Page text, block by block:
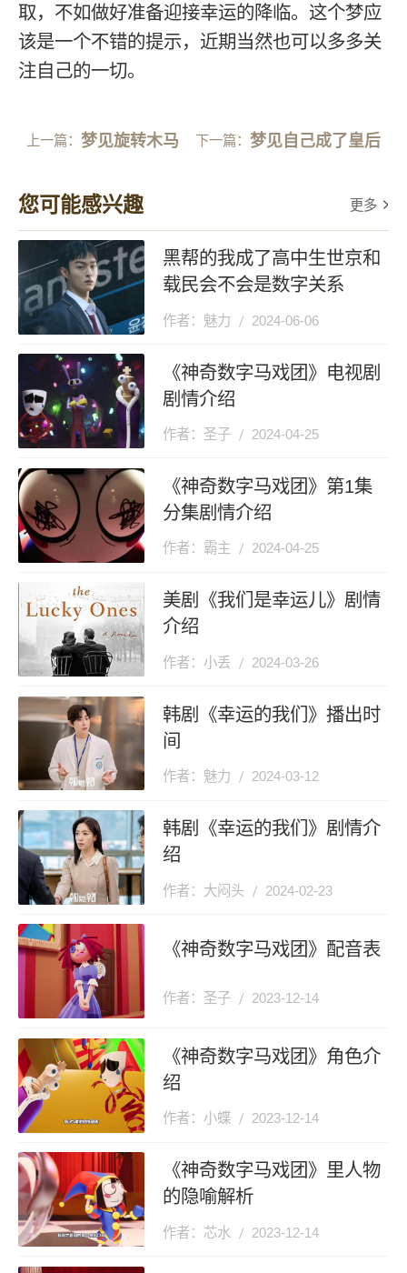
取，不如做好准备迎接幸运的降临。这个梦应
该是一个不错的提示，近期当然也可以多多关
注自己的一切。
上一篇：梦见旋转木马 下一篇： 梦见自己成了皇后
您可能感兴趣 更多
黑帮的我成了高中生世京和
载民会不会是数字关系
作者：魅力 2024-06-06
《神奇数字马戏团》电视剧
剧情介绍
作者：圣子 2024-04-25
《神奇数字马戏团》第1集
分集剧情介绍
作者：霸主 2024-04-25
美剧《我们是幸运儿》剧情
介绍
作者：小丢 2024-03-26
韩剧《幸运的我们》播出时
间
作者：魅力 2024-03-12
韩剧《幸运的我们》剧情介
绍
作者：大闷头 2024-02-23
《神奇数字马戏团》配音表
作者：圣子 2023-12-14
《神奇数字马戏团》角色介
绍
作者：小蝶 2023-12-14
《神奇数字马戏团》里人物
的隐喻解析
作者：芯水 2023-12-14